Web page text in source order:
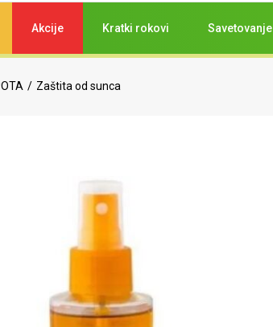
Akcije Kratki rokovi Savetovanje
Zaštita od sunca